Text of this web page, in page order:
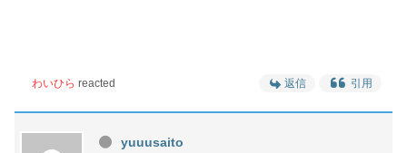
わいひら reacted 返信 引用
yuuusaito